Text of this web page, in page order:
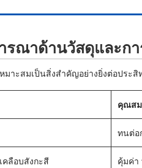
รณาด้านวัสดุและก
หมาะสมเป็นสิ่งสำคัญอย่างยิ่งต่อปร
คุณส
ทนต่อ
คลือบสังกะสี คุ้มค่า